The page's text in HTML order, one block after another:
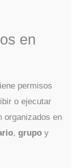
en
permisos
o ejecutar
organizados en
,grupo y